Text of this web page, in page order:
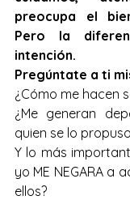
preocupa el
Pero la
intención.
Pregúntate a ti
¿Cómo me hacen
¿Me generan
quien se lo
Y lo más
yo ME NEGARA a
ellos?